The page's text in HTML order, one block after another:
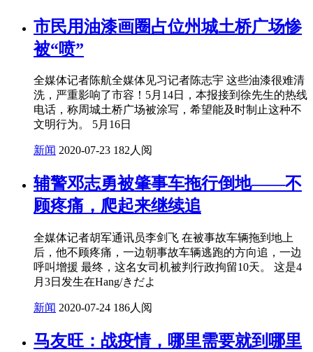
市民用油漆画圈占位州城土桥广场惨
被“喷”
全媒体记者陈航全媒体见习记者陈志宇 这些油漆很难清
洗，严重影响了市容！5月14日，本报接到徐先生的热线
电话，称周城土桥广场被涂写，希望能及时制止这种不
文明行为。 5月16日
新闻 2020-07-23 182人阅
辅警邓志勇被肇事车拖行倒地——不
顾疼痛，爬起来继续追
全媒体记者胡军通讯员李剑飞 在被事故车辆拖到地上
后，他不顾疼痛，一边朝事故车辆逃跑的方向追，一边
呼叫增援 最终，这名女司机被判行政拘留10天。 这是4
月3日发生在Hang/きだよ
新闻 2020-07-24 186人阅
马友旺：战疫情，哪里需要就到哪里